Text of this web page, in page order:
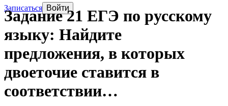
Записаться Войти
Задание 21 ЕГЭ по русскому
языку: Найдите
предложения, в которых
двоеточие ставится в
соответствии…